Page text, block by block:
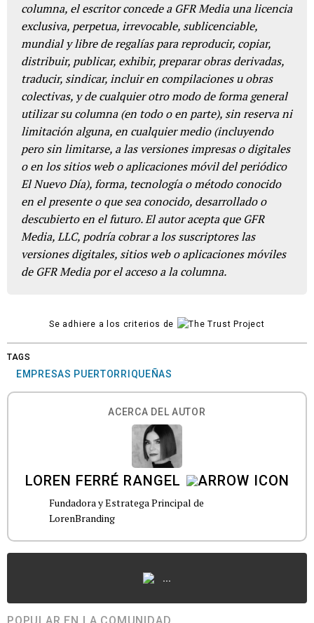
columna, el escritor concede a GFR Media una licencia
exclusiva, perpetua, irrevocable, sublicenciable,
mundial y libre de regalías para reproducir, copiar,
distribuir, publicar, exhibir, preparar obras derivadas,
traducir, sindicar, incluir en compilaciones u obras
colectivas, y de cualquier otro modo de forma general
utilizar su columna (en todo o en parte), sin reserva ni
limitación alguna, en cualquier medio (incluyendo
pero sin limitarse, a las versiones impresas o digitales
o en los sitios web o aplicaciones móvil del periódico
El Nuevo Día), forma, tecnología o método conocido
en el presente o que sea conocido, desarrollado o
descubierto en el futuro. El autor acepta que GFR
Media, LLC, podría cobrar a los suscriptores las
versiones digitales, sitios web o aplicaciones móviles
de GFR Media por el acceso a la columna.
Se adhiere a los criterios de
TAGS
EMPRESAS PUERTORRIQUEÑAS
ACERCA DEL AUTOR
LOREN FERRÉ RANGEL
Fundadora y Estratega Principal de
LorenBranding
...